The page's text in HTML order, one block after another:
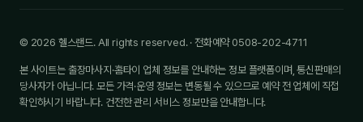
© 2026 헬스랜드. All rights reserved. · 전화예약 0508-202-4711
본 사이트는 출장마사지·홈타이 업체 정보를 안내하는 정보 플랫폼이며, 통신판매의
당사자가 아닙니다. 모든 가격·운영 정보는 변동될 수 있으므로 예약 전 업체에 직접
확인하시기 바랍니다. 건전한 관리 서비스 정보만을 안내합니다.